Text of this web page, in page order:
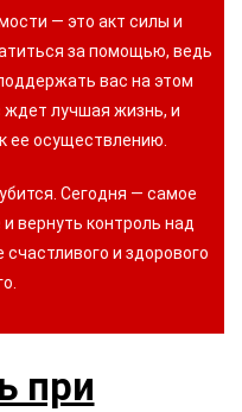
— это акт силы и
за помощью, ведь
вас на этом
ждет лучшая жизнь, и
ее осуществлению.
Сегодня — самое
вернуть контроль над
и здорового
при